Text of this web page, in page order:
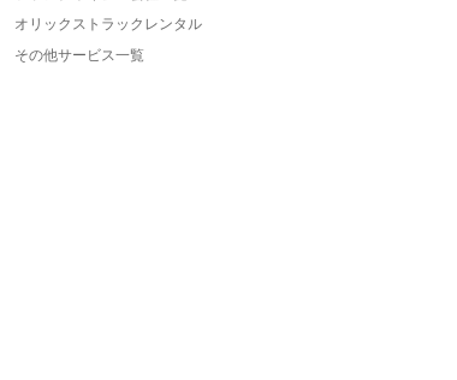
オリックストラックレンタル
その他サービス一覧